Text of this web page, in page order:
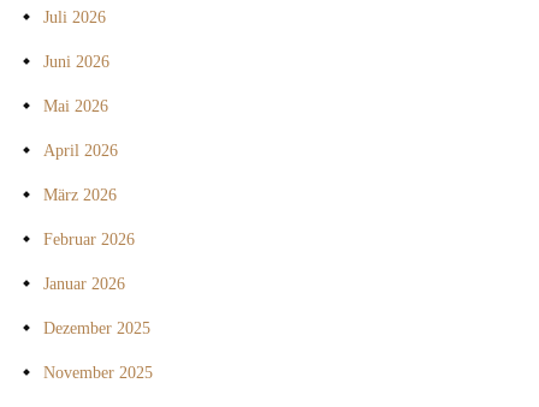
Juli 2026
Juni 2026
Mai 2026
April 2026
März 2026
Februar 2026
Januar 2026
Dezember 2025
November 2025